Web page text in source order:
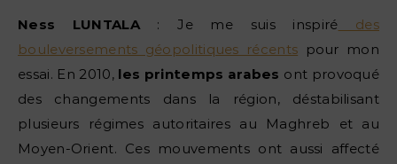
Ness LUNTALA: Je me suis inspiré des
bouleversements géopolitiques récents pour mon
essai. En 2010, les printemps arabes ont provoqué
des changements dans la région, déstabilisant
plusieurs régimes autoritaires au Maghreb et au
Moyen-Orient. Ces mouvements ont aussi affecté